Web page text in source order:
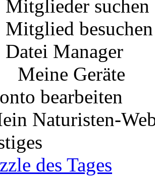
Mitglieder suchen
Mitglied besuchen
Datei Manager
Meine Geräte
bearbeiten
Naturisten-
des Tages